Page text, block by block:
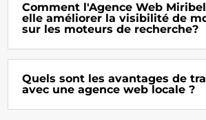
Comment l'Agence Web
elle améliorer la visibilité de
sur les moteurs de recherche?
Quels sont les avantages de
avec une agence web locale ?